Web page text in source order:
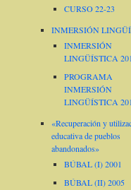
CURSO 22-23
INMERSIÓN
INMERSIÓN
LINGÜÍSTICA
PROGRAMA
INMERSIÓN
LINGÜÍSTICA
«Recuperación y
educativa de pueblos
abandonados»
BÚBAL (I) 2001
BÚBAL (II) 2005